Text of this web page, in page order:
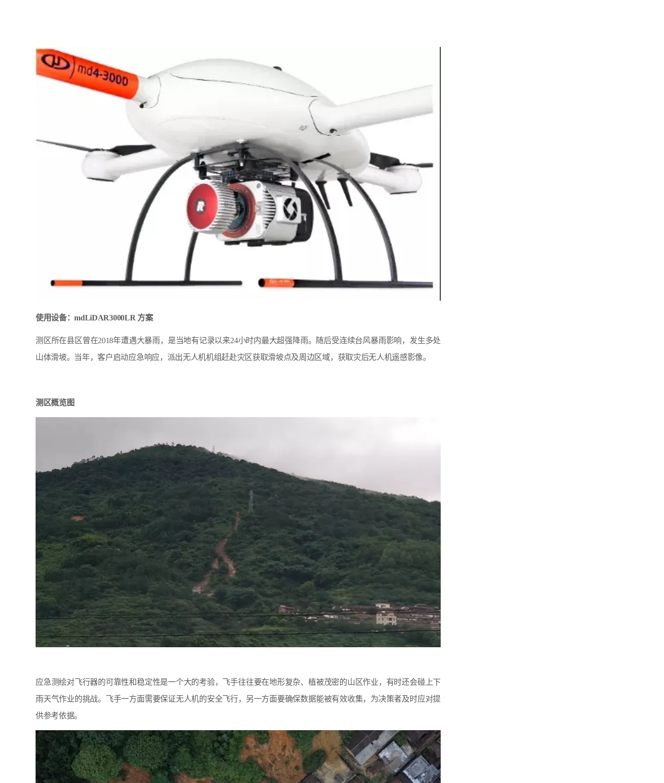
使用设备：mdLiDAR3000LR 方案
测区所在县区曾在2018年遭遇大暴雨，是当地有记录以来24小时内最大超强降雨。随后受连续台风暴雨影响，发生多处
山体滑坡。当年，客户启动应急响应，派出无人机机组赶赴灾区获取滑坡点及周边区域，获取灾后无人机遥感影像。
测区概览图
应急测绘对飞行器的可靠性和稳定性是一个大的考验，飞手往往要在地形复杂、植被茂密的山区作业，有时还会碰上下
雨天气作业的挑战。飞手一方面需要保证无人机的安全飞行，另一方面要确保数据能被有效收集，为决策者及时应对提
供参考依据。